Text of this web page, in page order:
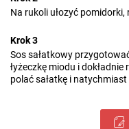
Na rukoli ułozyć
Krok 3
Sos sałatkowy
łyżeczkę miodu i
polać sałatkę i